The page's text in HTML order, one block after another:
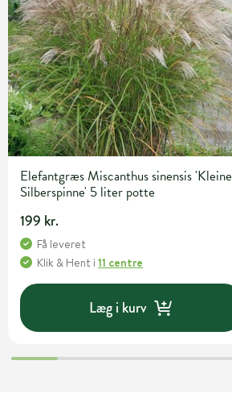
Elefantgræs Miscanthus sinensis 'Kleine
Silberspinne' 5 liter potte
199 kr.
Få leveret
Klik & Hent i 11 centre
Læg i kurv